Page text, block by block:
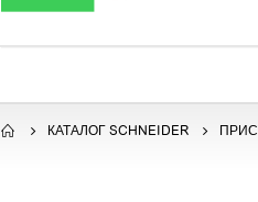
КАТАЛОГ SCHNEIDER